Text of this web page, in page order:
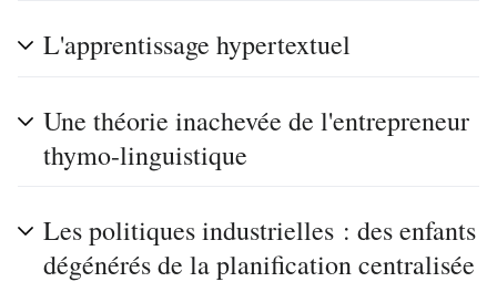
L'apprentissage hypertextuel
Une théorie inachevée de l'entrepreneur
thymo-linguistique
Les politiques industrielles : des enfants
dégénérés de la planification centralisée